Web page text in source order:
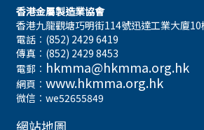
香港金屬製造業協會
香港九龍觀塘巧明街114號迅達工業大廈10
電話︰(852) 2429 6419
傳真︰(852) 2429 8453
電郵︰ hkmma@hkmma.org.hk
網頁︰ www.hkmma.org.hk
微信︰we52655849
網站地圖